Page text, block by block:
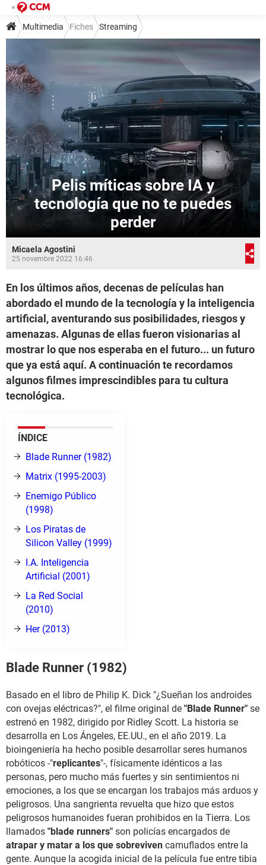
Multimedia Fiches Streaming
Pelis míticas sobre IA y
tecnología que no te puedes
perder
Micaela Agostini
25 novembre 2022 16:46
En los últimos años, decenas de películas han
abordado el mundo de la tecnología y la inteligencia
artificial, aventurando sus posibilidades, riesgos y
amenazas. Algunas de ellas fueron visionarias al
mostrar lo que nos esperaba en el futuro... un futuro
que ya está aquí. A continuación te recordamos
algunos filmes imprescindibles para tu cultura
tecnológica.
ÍNDICE
Blade Runner (1982)
Matrix (1995-2003)
Enemigo Público
(1998)
Los Piratas de
Silicon Valley (1999)
I.A. Inteligencia
Artificial (2001)
La Red Social
(2010)
Her (2013)
Blade Runner (1982)
Basado en el libro de Philip K. Dick "¿Sueñan los androides
con ovejas eléctricas?", el filme original de "Blade Runner" se
estrenó en 1982, dirigido por Ridley Scott. La historia se
desarrolla en Los Ángeles, EE.UU., en el año 2019. La
bioingeniería ha hecho posible desarrollar seres humanos
robóticos -"replicantes"-, físicamente idénticos a las
personas, pero mucho más fuertes y sin sentimientos ni
emociones, a los que se encargan los trabajos más arduos y
peligrosos. Una sangrienta revuelta que hizo que estos
peligrosos humanoides fueran prohibidos en la Tierra. Los
llamados "blade runners" son policías encargados de
atrapar y matar a los que sobreviven camuflados entre la
gente. Aunque la acogida inicial de la película fue entre tibia